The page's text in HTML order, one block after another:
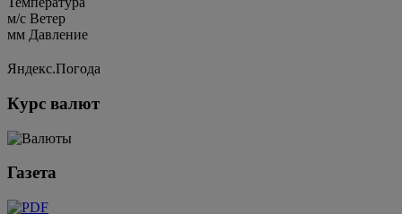
м/c Ветер
мм Давление
Яндекс.Погода
Курс валют
Газета